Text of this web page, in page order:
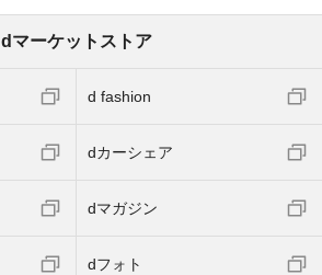
dマーケットストア
d fashion
dカーシェア
dマガジン
dフォト